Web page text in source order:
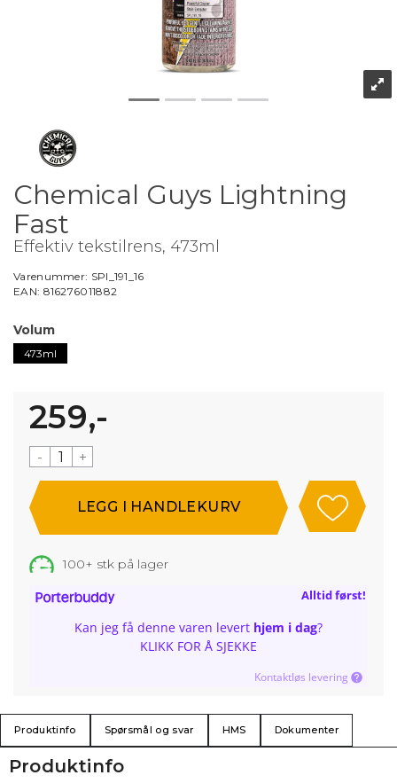
Chemical Guys Lightning
Fast
Effektiv tekstilrens, 473ml
Varenummer: SPI_191_16
EAN: 816276011882
Volum
473ml
259,-
- +
100+ stk på lager
Alltid først!
Kan jeg få denne varen levert hjem i dag?
KLIKK FOR Å SJEKKE
Kontaktløs levering
Produktinfo Spørsmål og svar HMS Dokumenter
Produktinfo